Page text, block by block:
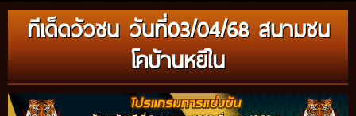
ทีเด็ดวัวชน วันที่03/04/68 สนามชน
โคบ้านหยีใน